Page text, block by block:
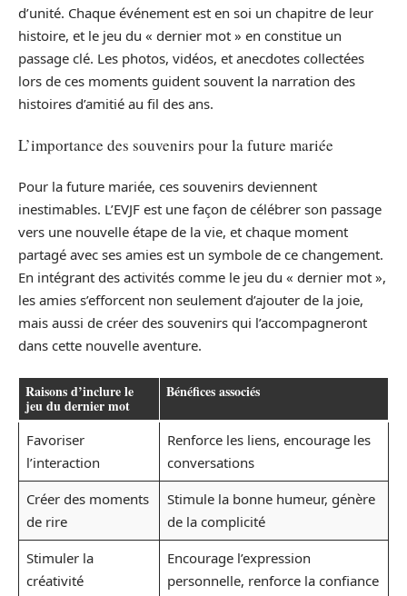
d’unité. Chaque événement est en soi un chapitre de leur
histoire, et le jeu du « dernier mot » en constitue un
passage clé. Les photos, vidéos, et anecdotes collectées
lors de ces moments guident souvent la narration des
histoires d’amitié au fil des ans.
L’importance des souvenirs pour la future mariée
Pour la future mariée, ces souvenirs deviennent
inestimables. L’EVJF est une façon de célébrer son passage
vers une nouvelle étape de la vie, et chaque moment
partagé avec ses amies est un symbole de ce changement.
En intégrant des activités comme le jeu du « dernier mot »,
les amies s’efforcent non seulement d’ajouter de la joie,
mais aussi de créer des souvenirs qui l’accompagneront
dans cette nouvelle aventure.
Raisons d’inclure le
jeu du dernier mot
Bénéfices associés
Favoriser
l’interaction
Renforce les liens, encourage les
conversations
Créer des moments
de rire
Stimule la bonne humeur, génère
de la complicité
Stimuler la
créativité
Encourage l’expression
personnelle, renforce la confiance